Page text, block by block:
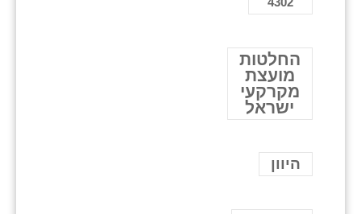
החלטות
מועצת
מקרקעי
ישראל
היוון